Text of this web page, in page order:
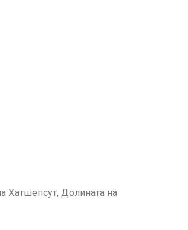
Хатшепсут, Долината на